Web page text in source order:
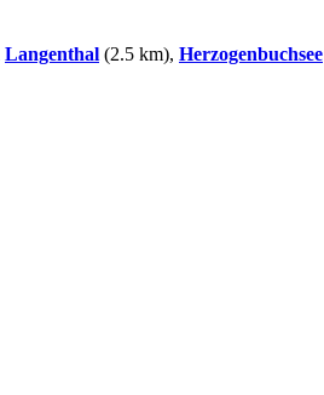
Langenthal (2.5 km), Herzogenbuchsee